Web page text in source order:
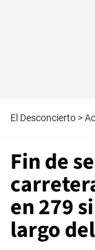
El Desconcierto >
Fin de
en 279
largo